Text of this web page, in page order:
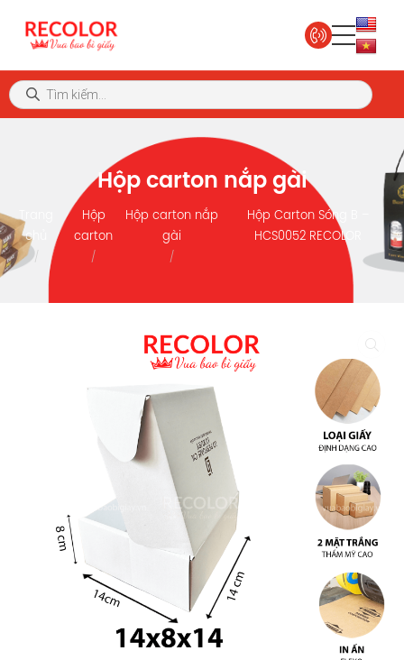
Hộp carton nắp gài
chủ
Hộp
carton
Hộp carton nắp
gài
Hộp Carton Sóng B –
HCS0052 RECOLOR